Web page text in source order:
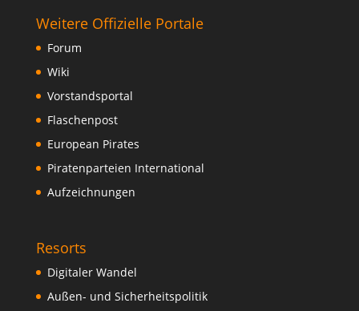
Weitere Offizielle Portale
Forum
Wiki
Vorstandsportal
Flaschenpost
European Pirates
Piratenparteien International
Aufzeichnungen
Resorts
Digitaler Wandel
Außen- und Sicherheitspolitik